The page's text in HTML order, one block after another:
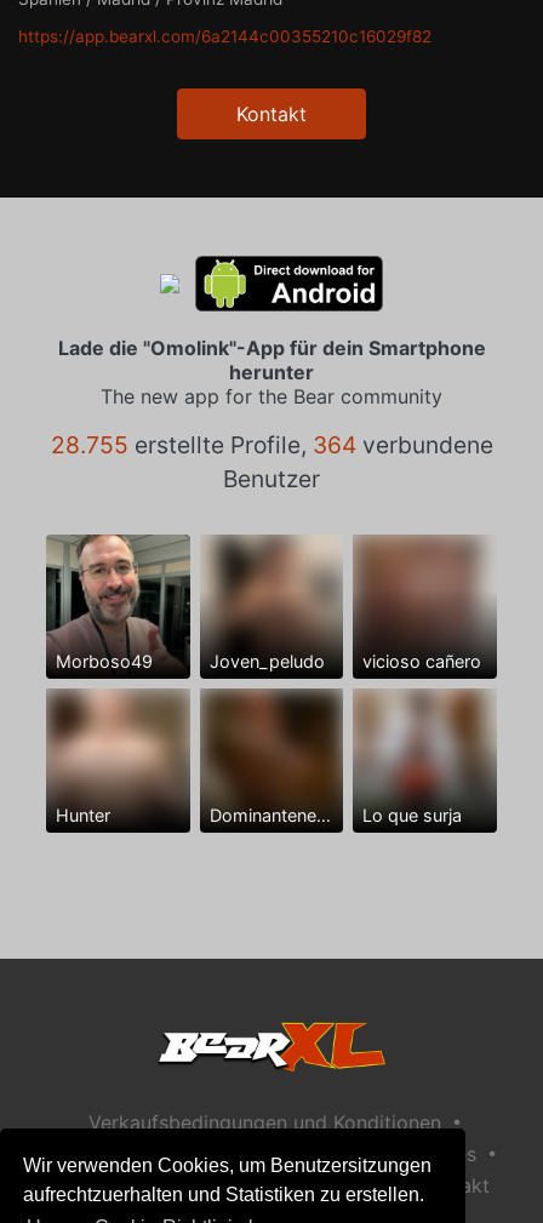
Wir verwenden Cookies, um Benutzersitzungen
aufrechtzuerhalten und Statistiken zu erstellen.
https://app.bearxl.com/6a2144c00355210c16029f82
Kontakt
Lade die "Omolink"-App für dein Smartphone
herunter
The new app for the Bear community
28.755 erstellte Profile, 364verbundene
Benutzer
Morboso49 Joven_peludo vicioso cañero
Hunter Dominantenegro ya Lo que surja
Verkaufsbedingungen und Konditionen •
Datenschutzerklärung Richtlinie zu Cookies •
Richtlinie zur Kindersicherheit Hilfe / Kontakt